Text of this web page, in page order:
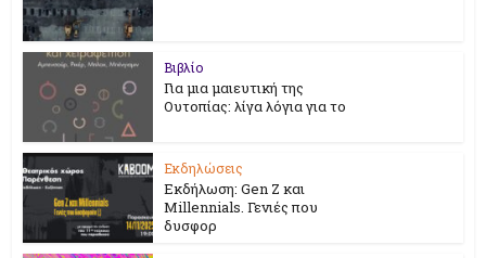
Βιβλίο
Για μια μαιευτική της
Ουτοπίας: λίγα λόγια για το
Εκδηλώσεις
Εκδήλωση: Gen Z και
Millennials. Γενιές που
δυσφορ